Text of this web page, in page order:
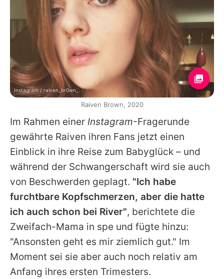
Im Rahmen einer Instagram-Fragerunde
gewährte Raiven ihren Fans jetzt einen
Einblick in ihre Reise zum Babyglück – und
während der Schwangerschaft wird sie auch
von Beschwerden geplagt. "Ich habe
furchtbare Kopfschmerzen, aber die hatte
ich auch schon bei River", berichtete die
Zweifach-Mama in spe und fügte hinzu:
"Ansonsten geht es mir ziemlich gut." Im
Moment sei sie aber auch noch relativ am
Anfang ihres ersten Trimesters.
Instagram / raiven_br0wn_
Raiven Brown, 2020